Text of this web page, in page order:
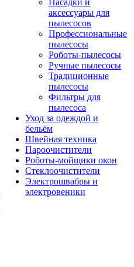
Насадки и
аксессуары для
пылесосов
Профессиональные
пылесосы
Роботы-пылесосы
Ручные пылесосы
Традиционные
пылесосы
Фильтры для
пылесоса
Уход за одеждой и
бельём
Швейная техника
Пароочистители
Роботы-мойщики окон
Стеклоочистители
Электрошвабры и
электровеники